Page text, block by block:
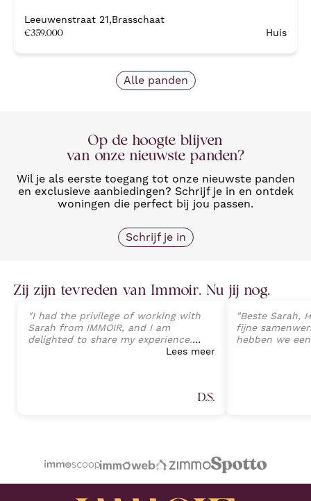
Leeuwenstraat 21,Brasschaat
€359.000 Huis
Alle panden
Op de hoogte blijven
van onze nieuwste panden?
Wil je als eerste toegang tot onze nieuwste panden
en exclusieve aanbiedingen? Schrijf je in en ontdek
woningen die perfect bij jou passen.
Schrijf je in
Zij zijn tevreden van Immoir. Nu jij nog.
"I had the privilege of working with
Sarah from IMMOIR, and I am
delighted to share my experience.
Sarah exhibited an exceptional level
Lees meer
D.S.
"Beste Sarah,
fijne
hebben we